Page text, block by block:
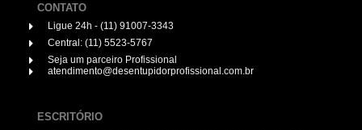
CONTATO
Ligue 24h - (11) 91007-3343
Central: (11) 5523-5767
Seja um parceiro Profissional
atendimento@desentupidorprofissional.com.br
ESCRITÓRIO